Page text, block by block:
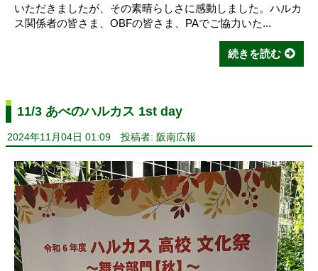
いただきましたが、その素晴らしさに感動しました。ハルカ
ス関係者の皆さま、OBFの皆さま、PAでご協力いた...
続きを読む
11/3 あべのハルカス 1st day
2024年11月04日 01:09 投稿者: 阪南広報